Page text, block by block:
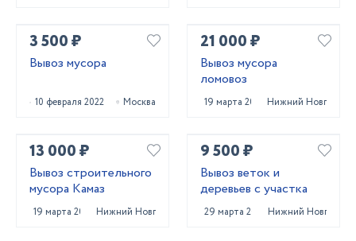
3 500 ₽
Вывоз мусора
10 февраля 2022 Москва
21 000 ₽
Вывоз мусора
ломовоз
19 марта 2025 Нижний Новгород
13 000 ₽
Вывоз строительного
мусора Камаз
19 марта 2025 Нижний Новгород
9 500 ₽
Вывоз веток и
деревьев с участка
29 марта 2025 Нижний Новгород